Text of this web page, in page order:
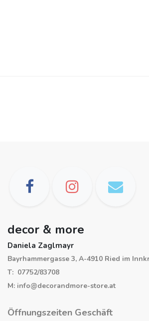
decor & more
Daniela Zaglmayr
Bayrhammergasse 3, A-4910 Ried im
T: 07752/83708
M: info@decorandmore-store.at
Öffnungszeiten Geschäft